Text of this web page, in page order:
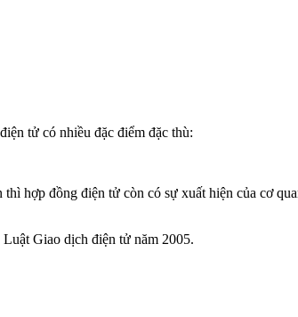
tử có nhiều đặc điểm đặc thù:
hợp đồng điện tử còn có sự xuất hiện của cơ
Giao dịch điện tử năm 2005.